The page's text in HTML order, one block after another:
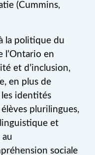
(Cummins,
la politique du
l’Ontario en
et d’inclusion,
en plus de
identités
plurilingues,
et
au
sociale